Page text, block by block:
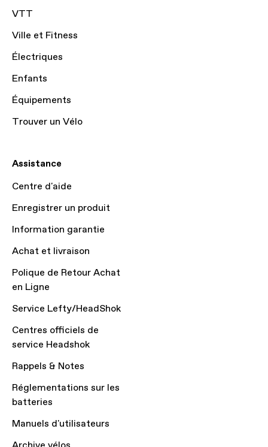
VTT
Ville et Fitness
Électriques
Enfants
Équipements
Trouver un Vélo
Assistance
Centre d'aide
Enregistrer un produit
Information garantie
Achat et livraison
Polique de Retour Achat
en Ligne
Service Lefty/HeadShok
Centres officiels de
service Headshok
Rappels & Notes
Réglementations sur les
batteries
Manuels d'utilisateurs